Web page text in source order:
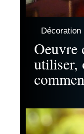
Décoration
Oeuvre
utiliser,